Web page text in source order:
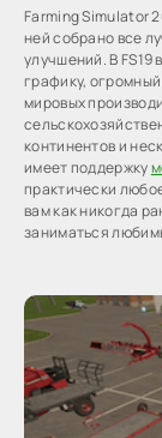
Farming Simulator
ней собрано все
улучшений. В
графику,
мировых
континентов и
имеет поддержку
практически
вам как никогда
заниматься